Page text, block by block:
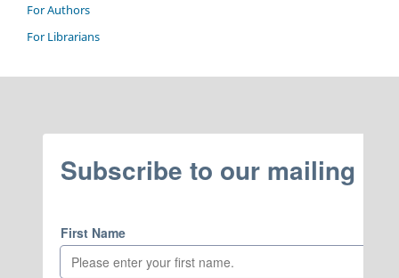
For Authors
For Librarians